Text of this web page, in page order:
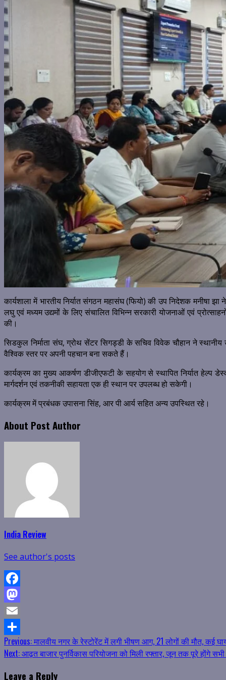
कार्यशाला में भारतीय निर्यात संगठन महासंघ (फियो) की उप निदेशक मनीषा
लघु एवं मध्यम उद्यमों के लिए संचालित विभिन्न सरकारी योजनाओं एवं
की।
सिडकुल निर्माता संघ, ग्रोथ सेंटर सिगड्डी के सचिव विवेक चौहान ने स्थानीय
वैश्विक स्तर पर अपनी पहचान बना सकते हैं।
कार्यक्रम का मुख्य आकर्षण डीजीएफटी के सहयोग से स्थापित निर्यात हेल्प
मार्गदर्शन एवं तकनीकी सहायता एक ही स्थान पर उपलब्ध हो सकेगी।
कार्यक्रम में प्रबंधक उपासना सिंह, आर पी आर्य सहित अन्य उपस्थित रहे।
About Post Author
India Review
See author's posts
Facebook
Mastodon
Email
Share
Continue
Reading
Previous:मालवीय नगर के रेस्टोरेंट में लगी भीषण आग, 21 लोगों की मौत, कई
Next:आढ़त बाजार पुनर्विकास परियोजना को मिली रफ्तार, जून तक पूरे होंगे सभी
Leave a Reply